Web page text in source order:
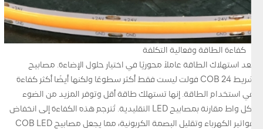
كفاءة الطاقة وفعالية التكلفة
يعد استهلاك الطاقة عاملاً محوريًا في اختيار حلول الإضاءة. مصابيح
شريط COB 24 فولت ليست فقط أكثر سطوعًا ولكنها أيضًا أكثر كفاءة
في استخدام الطاقة. إنها تستهلك طاقة أقل وتوفر المزيد من الضوء
لكل واط مقارنة بمصابيح LED التقليدية. تُترجم هذه الكفاءة إلى انخفاض
فواتير الكهرباء وتقليل البصمة الكربونية، مما يجعل مصابيح COB LED